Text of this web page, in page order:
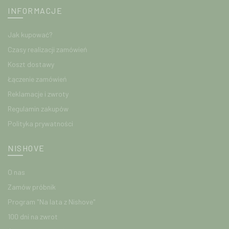
INFORMACJE
Jak kupować?
Czasy realizacji zamówień
Koszt dostawy
Łączenie zamówień
Reklamacje i zwroty
Regulamin zakupów
Polityka prywatności
NISHOVE
O nas
Zamów próbnik
Program "Na lata z Nishove"
100 dni na zwrot